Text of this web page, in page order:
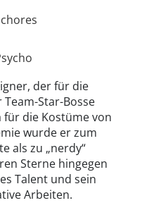
der für die
Star-Bosse
die Kostüme von
wurde er zum
als zu „nerdy“
Sterne hingegen
Talent und sein
Arbeiten.